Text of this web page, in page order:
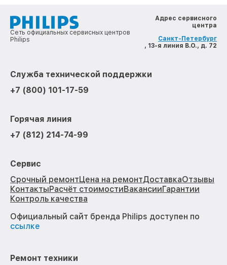
Сеть официальных сервисных центров
Philips
Адрес сервисного
центра
Санкт-Петербург
, 13-я линия В.О., д. 72
Служба технической поддержки
+7 (800) 101-17-59
Горячая линия
+7 (812) 214-74-99
Сервис
Срочный ремонтЦена на ремонтДоставкаОтзывы
КонтактыРасчёт стоимостиВакансииГарантии
Контроль качества
Официальный сайт бренда Philips доступен по
ссылке
Ремонт техники